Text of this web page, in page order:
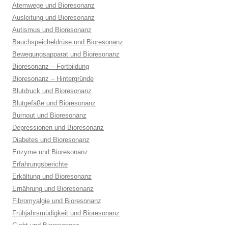
Atemwege und Bioresonanz
Ausleitung und Bioresonanz
Autismus und Bioresonanz
Bauchspeicheldrüse und Bioresonanz
Bewegungsapparat und Bioresonanz
Bioresonanz – Fortbildung
Bioresonanz – Hintergründe
Blutdruck und Bioresonanz
Blutgefäße und Bioresonanz
Burnout und Bioresonanz
Depressionen und Bioresonanz
Diabetes und Bioresonanz
Enzyme und Bioresonanz
Erfahrungsberichte
Erkältung und Bioresonanz
Ernährung und Bioresonanz
Fibromyalgie und Bioresonanz
Frühjahrsmüdigkeit und Bioresonanz